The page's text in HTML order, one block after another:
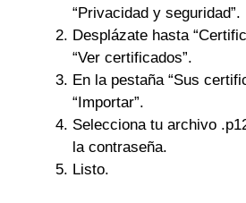
“Privacidad y seguridad”.
Desplázate hasta
“Ver certificados”.
En la pestaña “Sus
“Importar”.
Selecciona tu archivo
la contraseña.
Listo.